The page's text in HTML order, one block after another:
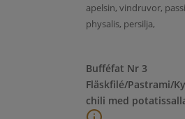
apelsin, vindruvor,
physalis, persilja,
Bufféfat Nr 3
Fläskfilé/Pastrami/
chili med